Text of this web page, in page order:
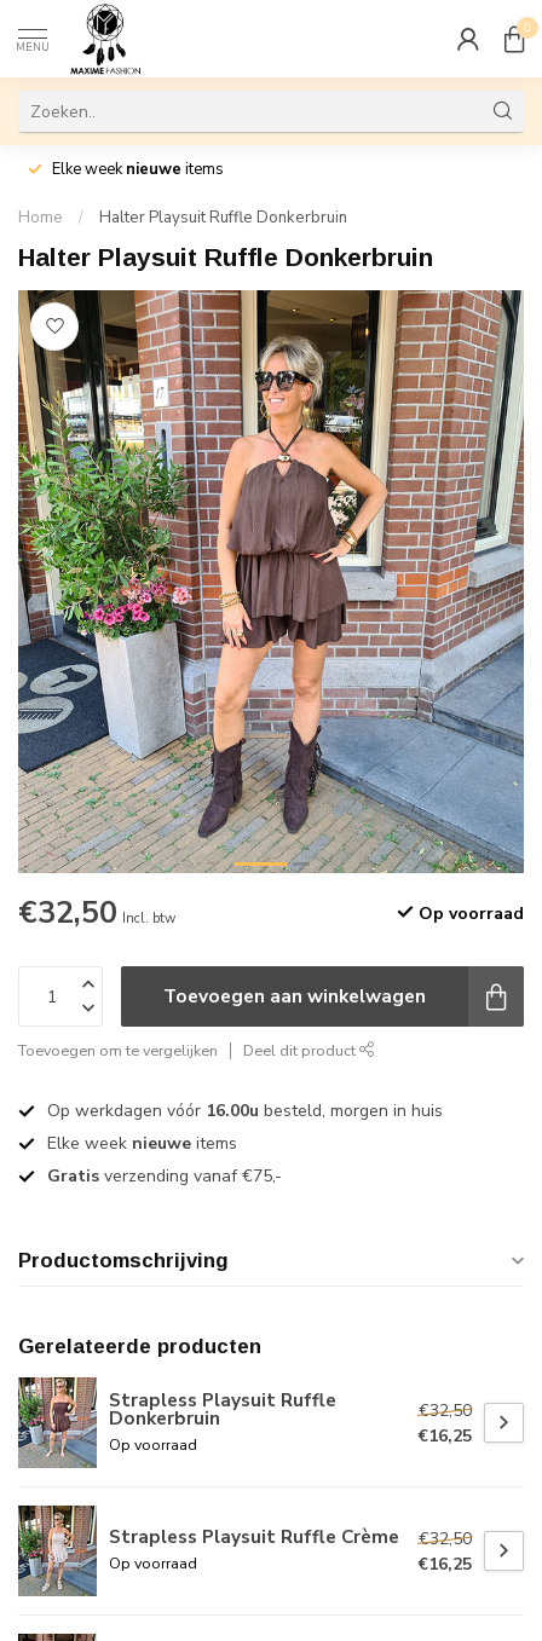
MENU
0
Elke weeknieuwe items
Home / Halter Playsuit Ruffle Donkerbruin
Halter Playsuit Ruffle Donkerbruin
€32,50 Incl. btw Op voorraad
Toevoegen aan winkelwagen
Toevoegen om te vergelijken Deel dit product
Op werkdagen vóór 16.00u besteld, morgen in huis
Elke week nieuwe items
Gratis verzending vanaf €75,-
Productomschrijving
Gerelateerde producten
Strapless Playsuit Ruffle
Donkerbruin
Op voorraad
€32,50
€16,25
Strapless Playsuit Ruffle Crème
Op voorraad
€32,50
€16,25